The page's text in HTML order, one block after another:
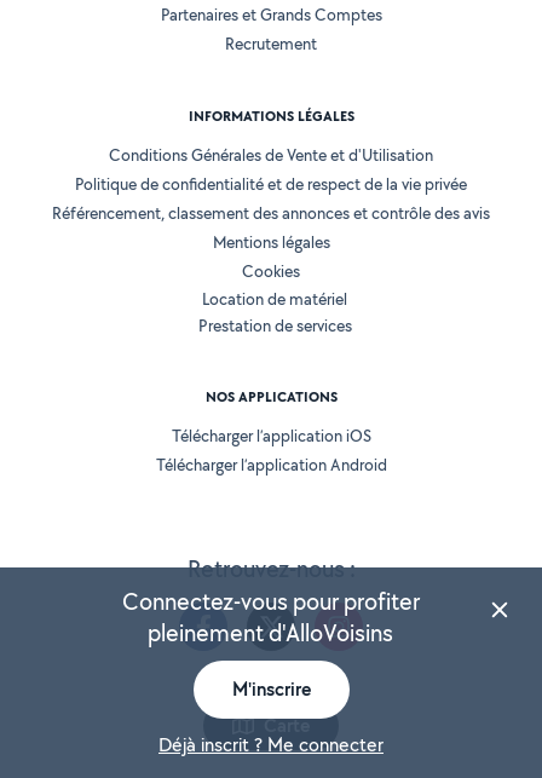
Carte
Retrouvez-nous :
Partenaires et Grands Comptes
Recrutement
INFORMATIONS LÉGALES
Conditions Générales de Vente et d'Utilisation
Politique de confidentialité et de respect de la vie privée
Référencement, classement des annonces et contrôle des avis
Mentions légales
Cookies
Location de matériel
Prestation de services
NOS APPLICATIONS
Télécharger l’application iOS
Télécharger l’application Android
Connectez-vous pour profiter
pleinement d'AlloVoisins
M'inscrire
Déjà inscrit ? Me connecter